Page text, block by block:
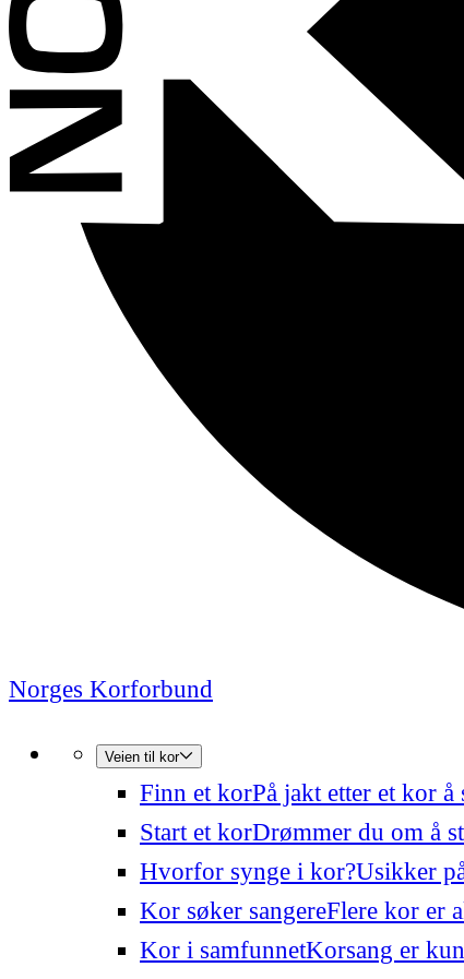
Norges Korforbund
Veien til kor
Finn et korPå jakt etter et kor
Start et korDrømmer du om å
Hvorfor synge i kor?Usikker
Kor søker sangereFlere kor er
Kor i samfunnetKorsang er